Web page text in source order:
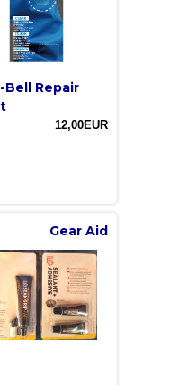
Bell Repair
12,00EUR
Gear Aid